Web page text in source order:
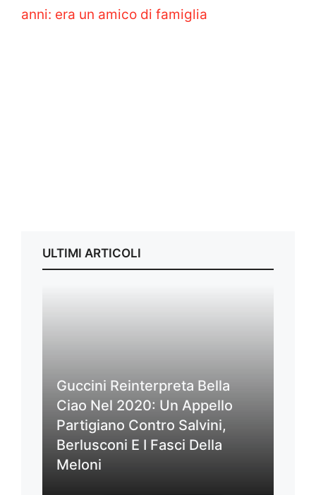
anni: era un amico di famiglia
ULTIMI ARTICOLI
Guccini Reinterpreta Bella
Ciao Nel 2020: Un Appello
Partigiano Contro Salvini,
Berlusconi E I Fasci Della
Meloni